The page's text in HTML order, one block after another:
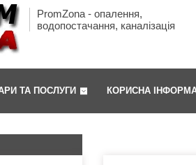
PromZona - опалення,
водопостачання, каналізація
ТА ПОСЛУГИ КОРИСНА